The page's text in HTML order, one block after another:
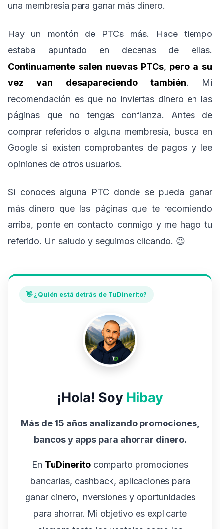
una membresía para ganar más dinero.
Hay un montón de PTCs más. Hace tiempo
estaba apuntado en decenas de ellas.
Continuamente salen nuevas PTCs, pero a su
vez van desapareciendo también. Mi
recomendación es que no inviertas dinero en las
páginas que no tengas confianza. Antes de
comprar referidos o alguna membresía, busca en
Google si existen comprobantes de pagos y lee
opiniones de otros usuarios.
Si conoces alguna PTC donde se pueda ganar
más dinero que las páginas que te recomiendo
arriba, ponte en contacto conmigo y me hago tu
referido. Un saludo y seguimos clicando. 😉
👋 ¿Quién está detrás de TuDinerito?
¡Hola! Soy Hibay
Más de 15 años analizando promociones,
bancos y apps para ahorrar dinero.
En TuDinerito comparto promociones
bancarias, cashback, aplicaciones para
ganar dinero, inversiones y oportunidades
para ahorrar. Mi objetivo es explicarte